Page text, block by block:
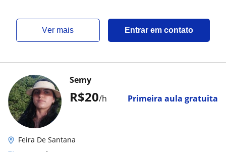
ver mais Entrar em contato
R$20/h Primeira aula gratuita
Semy
Feira De Santana